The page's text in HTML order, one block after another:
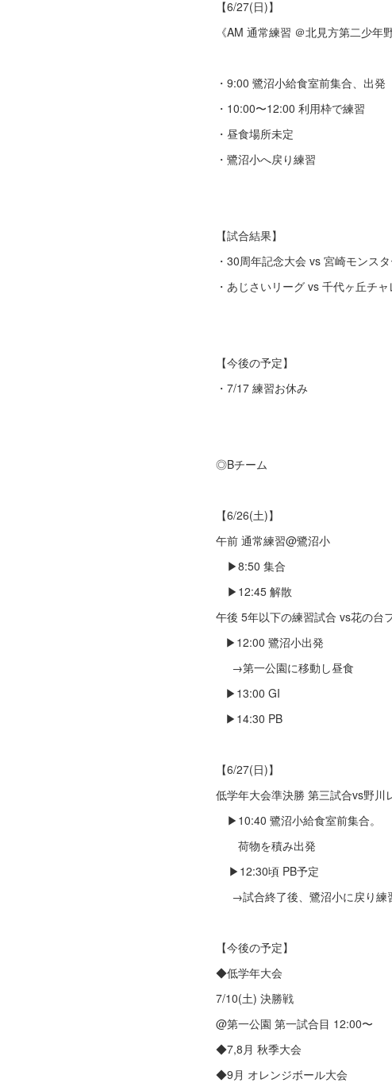
【6/27(日)】
《AM 通常練習 ＠北見方第二少年
・9:00 鷺沼小給食室前集合、出発
・10:00〜12:00 利用枠で練習
・昼食場所未定
・鷺沼小へ戻り練習
【試合結果】
・30周年記念大会 vs 宮崎モンス
・あじさいリーグ vs 千代ヶ丘チ
【今後の予定】
・7/17 練習お休み
◎Bチーム
【6/26(土)】
午前 通常練習@鷺沼小
▶︎8:50 集合
▶︎12:45 解散
午後 5年以下の練習試合 vs花の台
▶︎12:00 鷺沼小出発
→第一公園に移動し昼食
▶︎13:00 GI
▶︎14:30 PB
【6/27(日)】
低学年大会準決勝 第三試合vs野川
▶︎10:40 鷺沼小給食室前集合。
荷物を積み出発
▶︎12:30頃 PB予定
→試合終了後、鷺沼小に戻り練
【今後の予定】
◆低学年大会
7/10(土) 決勝戦
@第一公園 第一試合目 12:00〜
◆7,8月 秋季大会
◆9月 オレンジボール大会